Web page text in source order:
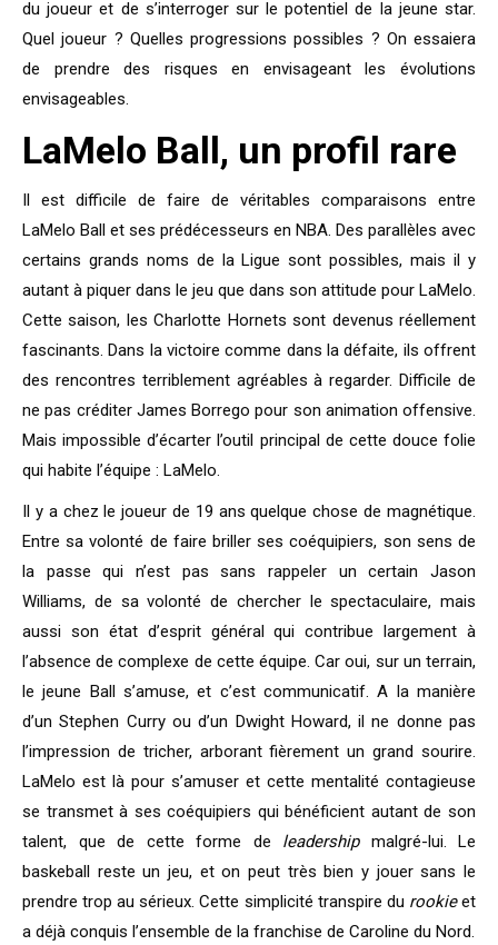
du joueur et de s’interroger sur le potentiel de la jeune star.
Quel joueur ? Quelles progressions possibles ? On essaiera
de prendre des risques en envisageant les évolutions
envisageables.
LaMelo Ball, un profil rare
Il est difficile de faire de véritables comparaisons entre
LaMelo Ball et ses prédécesseurs en NBA. Des parallèles avec
certains grands noms de la Ligue sont possibles, mais il y
autant à piquer dans le jeu que dans son attitude pour LaMelo.
Cette saison, les Charlotte Hornets sont devenus réellement
fascinants. Dans la victoire comme dans la défaite, ils offrent
des rencontres terriblement agréables à regarder. Difficile de
ne pas créditer James Borrego pour son animation offensive.
Mais impossible d’écarter l’outil principal de cette douce folie
qui habite l’équipe : LaMelo.
Il y a chez le joueur de 19 ans quelque chose de magnétique.
Entre sa volonté de faire briller ses coéquipiers, son sens de
la passe qui n’est pas sans rappeler un certain Jason
Williams, de sa volonté de chercher le spectaculaire, mais
aussi son état d’esprit général qui contribue largement à
l’absence de complexe de cette équipe. Car oui, sur un terrain,
le jeune Ball s’amuse, et c’est communicatif. A la manière
d’un Stephen Curry ou d’un Dwight Howard, il ne donne pas
l’impression de tricher, arborant fièrement un grand sourire.
LaMelo est là pour s’amuser et cette mentalité contagieuse
se transmet à ses coéquipiers qui bénéficient autant de son
talent, que de cette forme de leadership malgré-lui. Le
baskeball reste un jeu, et on peut très bien y jouer sans le
prendre trop au sérieux. Cette simplicité transpire du rookieet
a déjà conquis l’ensemble de la franchise de Caroline du Nord.